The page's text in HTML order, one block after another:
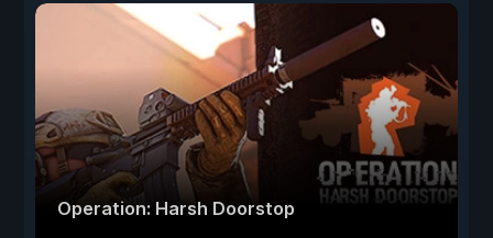
Operation: Harsh Doorstop